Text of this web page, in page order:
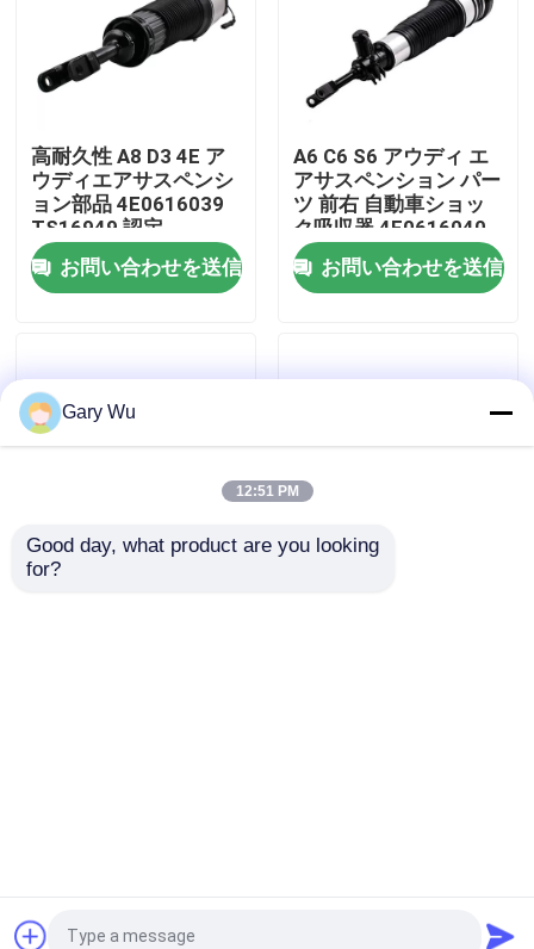
工場 ツアー
品質管理
連絡 ください
ニュース
車用空気懸垂システム
空気懸垂 コンプレッサー
空気懸垂の緩衝装置
ランド ローバーの空気懸濁液の部品
高耐久性 A8 D3 4E ア
ウディエアサスペンシ
ョン部品 4E0616039
TS16949 認定
お問い合わせを送信
A6 C6 S6 アウディ エ
アサスペンション パー
ツ 前右 自動車ショッ
ク吸収器 4F0616040
お問い合わせを送信
高強度オディA6C6エ
2026 Hunan Mandao Intelligent Equipment Co.,
Gary Wu
12:51 PM
Good day, what product are you looking
for?